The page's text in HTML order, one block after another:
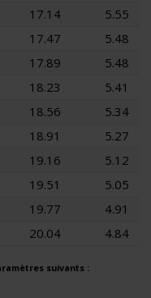
17.14 5.55
17.47 5.48
17.89 5.48
18.23 5.41
18.56 5.34
18.91 5.27
19.16 5.12
19.51 5.05
19.77 4.91
20.04 4.84
suivants :